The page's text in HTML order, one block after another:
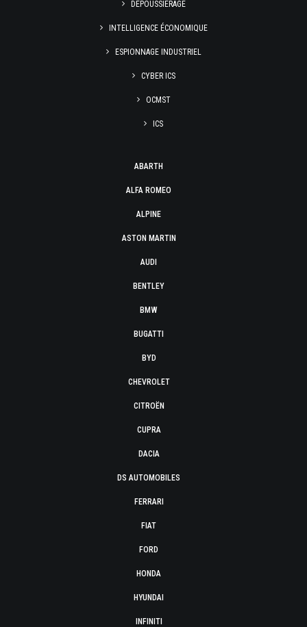
DÉPOUSSIÉRAGE
INTELLIGENCE ÉCONOMIQUE
ESPIONNAGE INDUSTRIEL
CYBER ICS
OCMST
ICS
ABARTH
ALFA ROMEO
ALPINE
ASTON MARTIN
AUDI
BENTLEY
BMW
BUGATTI
BYD
CHEVROLET
CITROËN
CUPRA
DACIA
DS AUTOMOBILES
FERRARI
FIAT
FORD
HONDA
HYUNDAI
INFINITI